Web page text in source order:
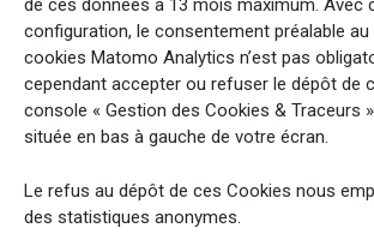
de ces données à 13 mois maximum. Avec
configuration, le consentement préalable
cookies Matomo Analytics n’est pas
cependant accepter ou refuser le dépôt de
console « Gestion des Cookies & Traceurs
située en bas à gauche de votre écran.
Le refus au dépôt de ces Cookies nous
des statistiques anonymes.